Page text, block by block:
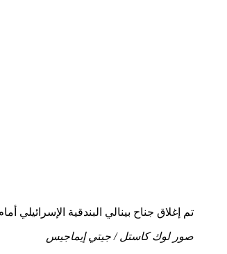
تم إغلاق جناح بينالي البندقية الإسرائيلي
صور لوك كاستل / جيتي إيماجيس